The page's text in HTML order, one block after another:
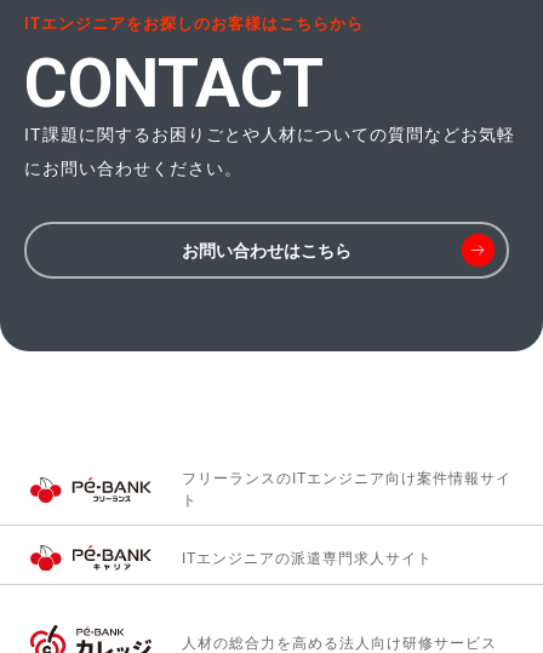
ITエンジニアをお探しのお客様はこちらから
CONTACT
IT課題に関するお困りごとや人材についての質問などお気軽
にお問い合わせください。
お問い合わせはこちら
フリーランスのITエンジニア向け案件情報サイ
ト
ITエンジニアの派遣専門求人サイト
人材の総合力を高める法人向け研修サービス